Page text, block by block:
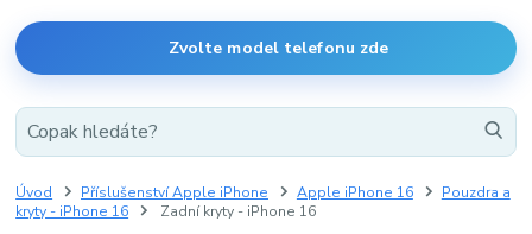
Zvolte model telefonu zde
Úvod Příslušenství Apple iPhone Apple iPhone 16
Pouzdra a
kryty - iPhone 16
Zadní kryty - iPhone 16